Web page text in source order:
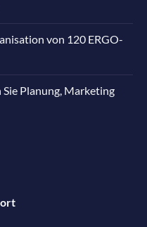
von 120 ERGO-
Planung, Marketing